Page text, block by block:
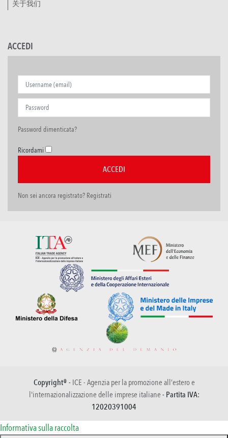
关于我们
ACCEDI
Password dimenticata?
Ricordami
Non sei ancora registrato? Registrati
Copyright® - ICE - Agenzia per la promozione all’estero e
l'internazionalizzazione delle imprese italiane - Partita IVA:
12020391004
Informativa sulla raccolta